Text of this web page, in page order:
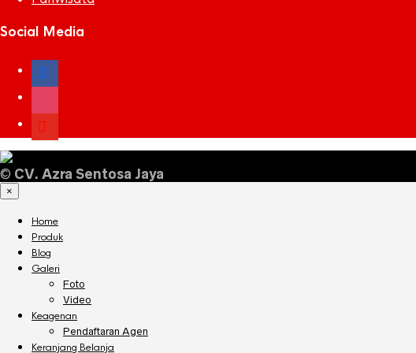
Social Media
facebook
instagram
youtube
© CV. Azra Sentosa Jaya
×
Home
Produk
Blog
Galeri
Foto
Video
Keagenan
Pendaftaran Agen
Keranjang Belanja